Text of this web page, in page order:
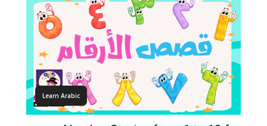
Learn Arabic